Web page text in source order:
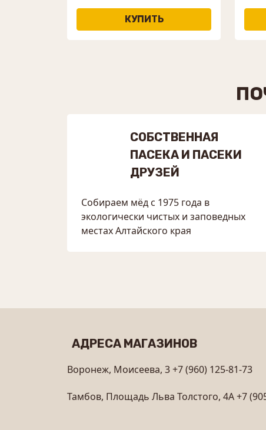
СОБСТВЕННАЯ
ПАСЕКА И ПАСЕКИ
ДРУЗЕЙ
Собираем мёд с 1975 года в
экологически чистых и заповедных
местах Алтайского края
АДРЕСА МАГАЗИНОВ
Воронеж, Моисеева, 3+7 (960) 125-81-73
Тамбов, Площадь Льва Толстого, 4А+7